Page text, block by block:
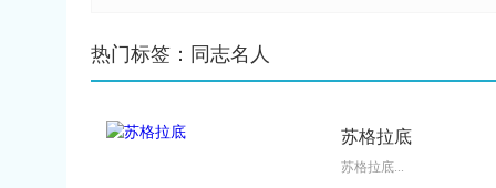
热门标签：同志名人
苏格拉底
苏格拉底...